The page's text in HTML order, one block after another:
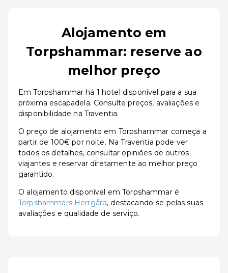
Alojamento em
Torpshammar: reserve ao
melhor preço
Em Torpshammar há 1 hotel disponível para a sua
próxima escapadela. Consulte preços, avaliações e
disponibilidade na Traventia.
O preço de alojamento em Torpshammar começa a
partir de 100€ por noite. Na Traventia pode ver
todos os detalhes, consultar opiniões de outros
viajantes e reservar diretamente ao melhor preço
garantido.
O alojamento disponível em Torpshammar é
Torpshammars Herrgård, destacando-se pelas suas
avaliações e qualidade de serviço.